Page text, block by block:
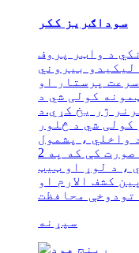
سوداګریز ککر
د واټر پروف
بیروني
پرستار او
کولی شي د
ژر یخ کړي.د
شي د څلور
واخلي ، پشمول
د اتوماتیک بندیدو په صورت کې که په 2
، د لوړ او ټیټ
کشف الارم او
سپړنه